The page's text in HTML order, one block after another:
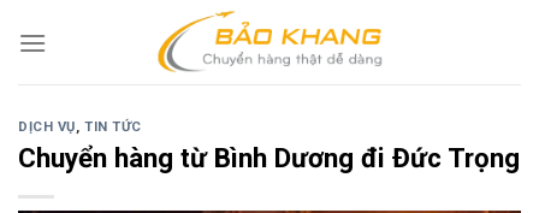
DỊCH VỤ,TIN TỨC
Chuyển hàng từ Bình Dương đi Đức Trọng